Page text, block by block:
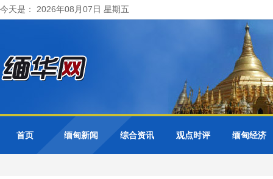
今天是： 2026年08月07日 星期五
首页 缅甸新闻 综合资讯 观点时评 缅甸经济